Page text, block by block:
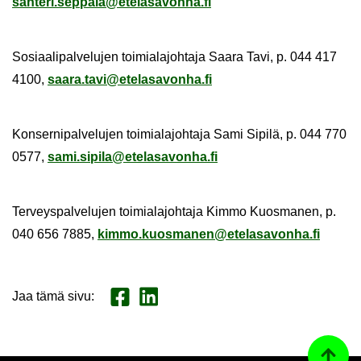
So­si­aa­li­pal­ve­lu­jen toi­mia­la­joh­ta­ja Saara Tavi, p. 044 417
4100, saara.tavi@ete­la­sa­von­ha.fi
Kon­ser­ni­pal­ve­lu­jen toi­mia­la­joh­ta­ja Sami Si­pi­lä, p. 044 770
0577, sami.si­pi­la@ete­la­sa­von­ha.fi
Ter­veys­pal­ve­lu­jen toi­mia­la­joh­ta­ja Kimmo Kuos­ma­nen, p.
040 656 7885, kimmo.kuos­ma­nen@ete­la­sa­von­ha.fi
Jaa tämä sivu: Jaa Face­book
Jaa Lin­ke­dI­nis­sä